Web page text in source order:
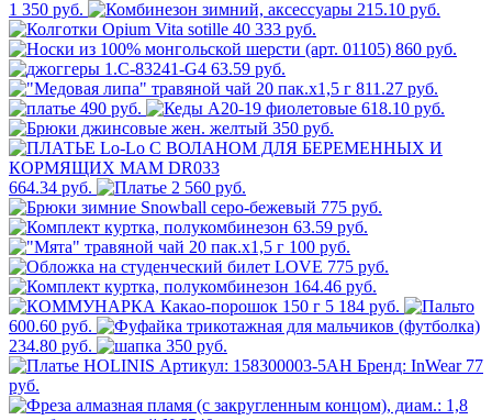
1 350 руб.
215.10 руб.
333 руб.
860 руб.
63.59 руб.
811.27 руб.
490 руб.
618.10 руб.
350 руб.
664.34 руб.
2 560 руб.
775 руб.
63.59 руб.
100 руб.
775 руб.
164.46 руб.
5 184 руб.
600.60 руб.
234.80 руб.
350 руб.
77
руб.